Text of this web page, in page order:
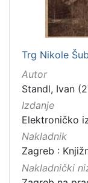
Trg Nikole
Autor
Standl, Ivan
Izdanje
Elektroničko
Nakladnik
Zagreb :
Nakladnički